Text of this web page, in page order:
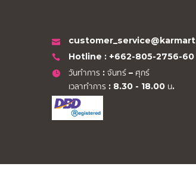
Hotline : +662-805-2756-60
วันทำการ : จันทร์ – ศุกร์
เวลาทำการ : 8.30 - 18.00 น.